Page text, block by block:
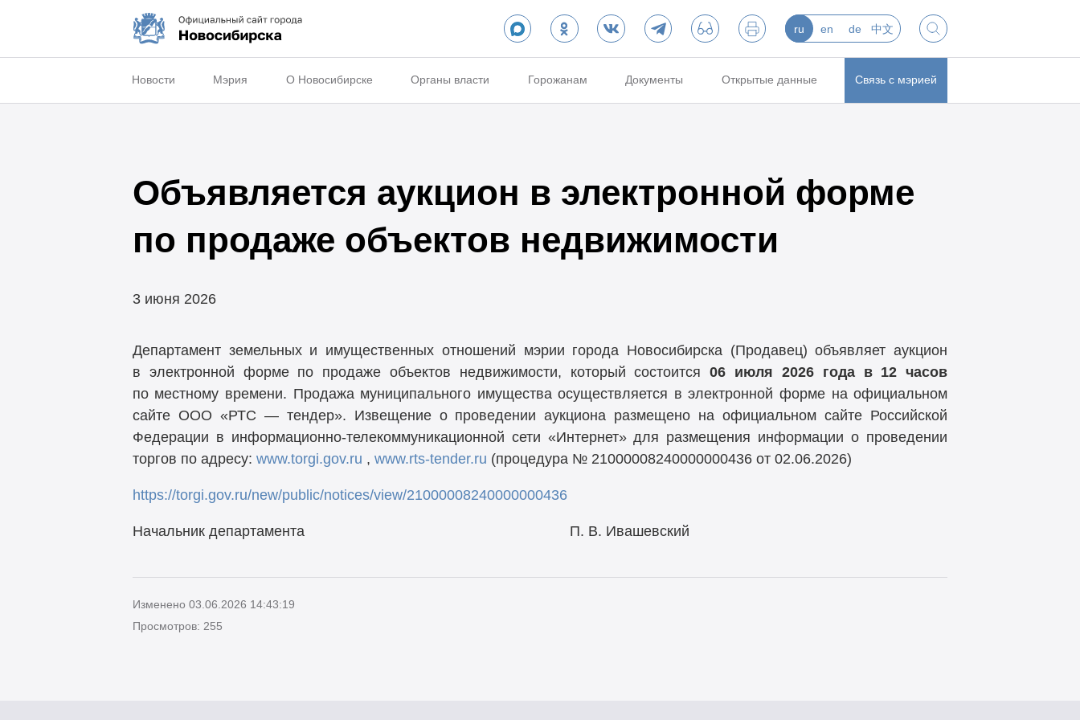
ru en de 中文
Новости Мэрия О Новосибирске Органы власти Горожанам Документы Открытые данные Связь с мэрией
Объявляется аукцион в электронной форме
по продаже объектов недвижимости
3 июня 2026
Департамент земельных и имущественных отношений мэрии города Новосибирска (Продавец) объявляет аукцион
в электронной форме по продаже объектов недвижимости, который состоится06 июля 2026
года в 12 часов
по местному времени. Продажа муниципального имущества осуществляется в электронной форме на официальном
сайте ООО «РТС — тендер». Извещение о проведении аукциона размещено на официальном сайте Российской
Федерации в информационно-телекоммуникационной сети «Интернет» для размещения информации о проведении
торгов по адресу: www.torgi.gov.ru , www.rts-tender.ru (процедура № 21000008240000000436 от 02.06.2026)
https://torgi.gov.ru/new/public/notices/view/21000008240000000436
Начальник департамента П. В. Ивашевский
Изменено 03.06.2026 14:43:19
Просмотров: 255